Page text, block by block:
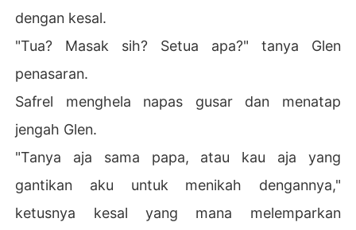
dengan kesal.
"Tua? Masak sih? Setua apa?" tanya Glen
penasaran.
Safrel menghela napas gusar dan menatap
jengah Glen.
"Tanya aja sama papa, atau kau aja yang
gantikan aku untuk menikah dengannya,"
ketusnya kesal yang mana melemparkan